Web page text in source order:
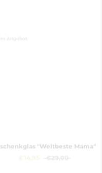
€14,95
€29,90